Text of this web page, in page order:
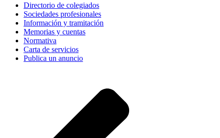
Directorio de colegiados
Sociedades profesionales
Información y tramitación
Memorias y cuentas
Normativa
Carta de servicios
Publica un anuncio